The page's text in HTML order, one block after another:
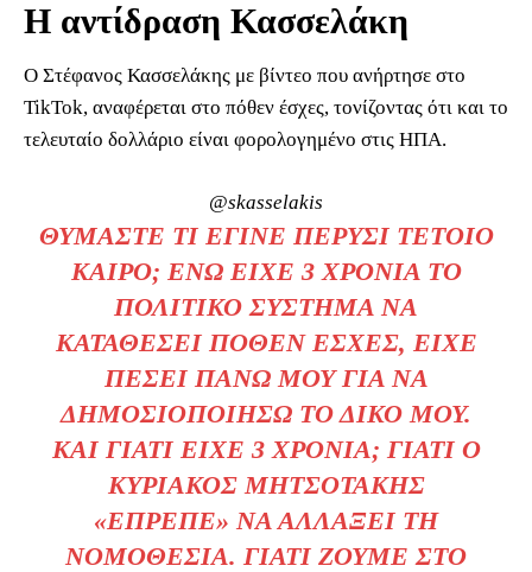
Η αντίδραση Κασσελάκη
Ο Στέφανος Κασσελάκης με βίντεο που ανήρτησε στο
TikTok, αναφέρεται στο πόθεν έσχες, τονίζοντας ότι και το
τελευταίο δολλάριο είναι φορολογημένο στις ΗΠΑ.
@skasselakis
ΘΥΜΆΣΤΕ ΤΙ ΈΓΙΝΕ ΠΈΡΥΣΙ ΤΈΤΟΙΟ
ΚΑΙΡΌ; ΕΝΏ ΕΊΧΕ 3 ΧΡΌΝΙΑ ΤΟ
ΠΟΛΙΤΙΚΌ ΣΎΣΤΗΜΑ ΝΑ
ΚΑΤΑΘΈΣΕΙ ΠΌΘΕΝ ΈΣΧΕΣ, ΕΊΧΕ
ΠΈΣΕΙ ΠΆΝΩ ΜΟΥ ΓΙΑ ΝΑ
ΔΗΜΟΣΙΟΠΟΙΉΣΩ ΤΟ ΔΙΚΌ ΜΟΥ.
ΚΑΙ ΓΙΑΤΊ ΕΊΧΕ 3 ΧΡΌΝΙΑ; ΓΙΑΤΊ Ο
ΚΥΡΙΆΚΟΣ ΜΗΤΣΟΤΆΚΗΣ
«ΈΠΡΕΠΕ» ΝΑ ΑΛΛΆΞΕΙ ΤΗ
ΝΟΜΟΘΕΣΊΑ. ΓΙΑΤΊ ΖΟΎΜΕ ΣΤΟ